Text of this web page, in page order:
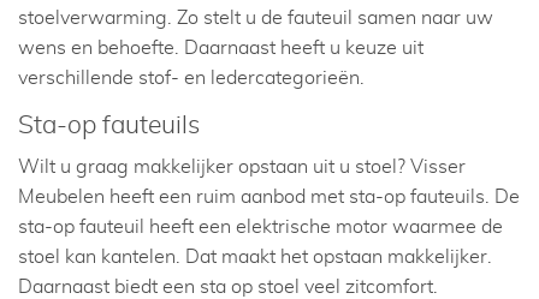
stoelverwarming. Zo stelt u de fauteuil samen naar uw
wens en behoefte. Daarnaast heeft u keuze uit
verschillende stof- en ledercategorieën.
Sta-op fauteuils
Wilt u graag makkelijker opstaan uit u stoel? Visser
Meubelen heeft een ruim aanbod met sta-op fauteuils. De
sta-op fauteuil heeft een elektrische motor waarmee de
stoel kan kantelen. Dat maakt het opstaan makkelijker.
Daarnaast biedt een sta op stoel veel zitcomfort.